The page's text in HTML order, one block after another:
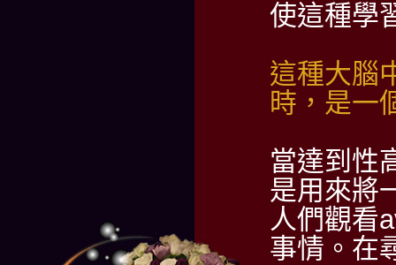
使這種學
這種大腦
時，是一
當達到性
是用來將
人們觀看
事情。在